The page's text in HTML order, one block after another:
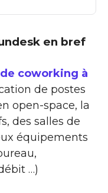
en bref
coworking à
de postes
open-space, la
des salles de
équipements
…)